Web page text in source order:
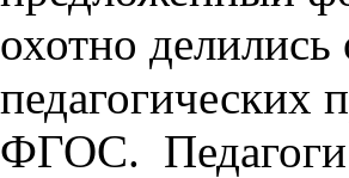
охотно
педагогических
ФГОС. Педагоги